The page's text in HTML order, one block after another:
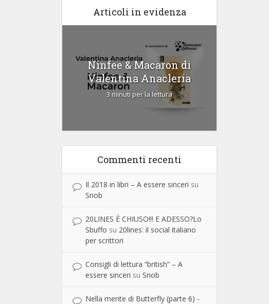
Articoli in evidenza
Ninfee & Macaron di
Valentina Anacleria
3 minuti per la lettura
Commenti recenti
Il 2018 in libri – A essere sinceri su
Snob
20LINES È CHIUSO!!! E ADESSO?Lo
Sbuffo su 20lines: il social italiano
per scrittori
Consigli di lettura “british” – A
essere sinceri su Snob
Nella mente di Butterfly (parte 6) -